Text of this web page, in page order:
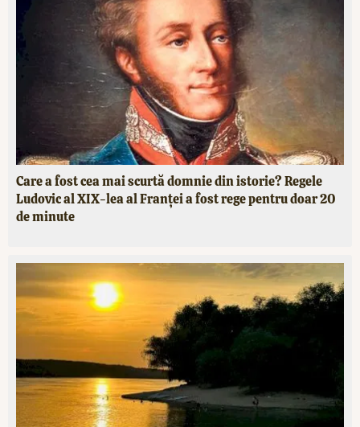
Care a fost cea mai scurtă domnie din istorie? Regele
Ludovic al XIX-lea al Franței a fost rege pentru doar 20
de minute